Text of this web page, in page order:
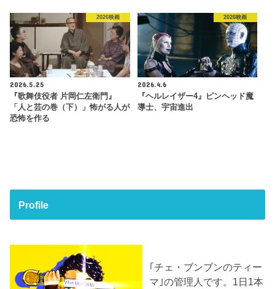
2026映画
2026.5.25
『歌舞伎役者 片岡仁左衛門』
「人と芸の巻（下）」怖がる人が
恐怖を作る
2026映画
2026.4.6
『ヘルレイザー4』ピンヘッド魔
導士、宇宙進出
Profile
｢チェ・ブンブンのティー
マ｣の管理人です。1日1本